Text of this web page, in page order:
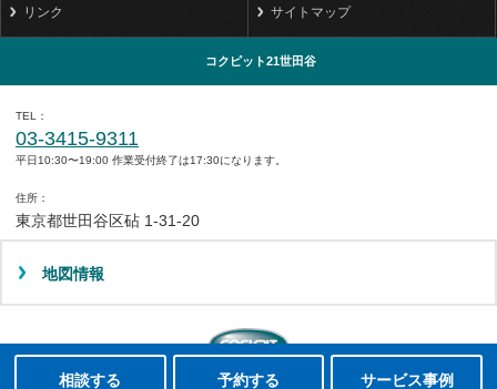
リンク サイトマップ
コクピット21世田谷
TEL
03-3415-9311
平日10:30〜19:00 作業受付終了は17:30になります。
住所
東京都世田谷区砧 1-31-20
地図情報
Copyright(C)2008-2022 COCKPIT 21SETAGAYA.All rights reserved.
相談する 予約する サービス事例